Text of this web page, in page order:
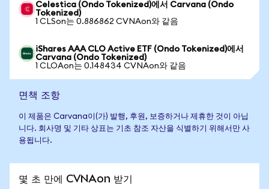
Celestica (Ondo Tokenized)에서 Carvana (Ondo
Tokenized)
1 CLSon는 0.886862 CVNAon와 같음
iShares AAA CLO Active ETF (Ondo Tokenized)에서
Carvana (Ondo Tokenized)
1 CLOAon는 0.148434 CVNAon와 같음
면책 조항
이 제품은 Carvana이(가) 발행, 후원, 보증하거나 제휴한 것이 아닙
니다. 회사명 및 기타 상표는 기초 참조 자산을 식별하기 위해서만 사
용됩니다.
몇 초 만에 CVNAon 받기